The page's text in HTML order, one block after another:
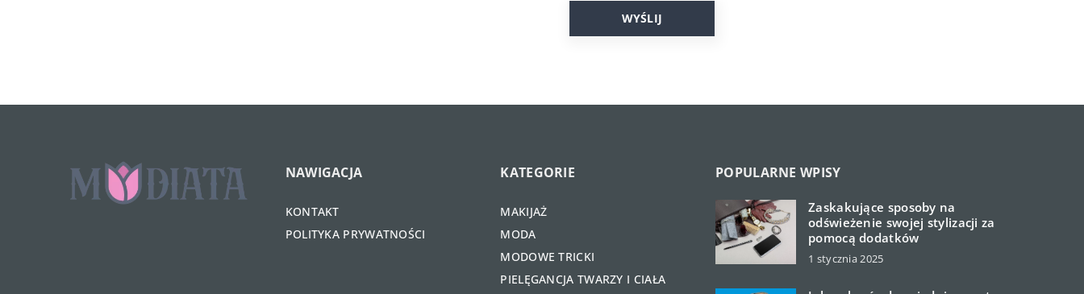
NAWIGACJA
KONTAKT
POLITYKA PRYWATNOŚCI
KATEGORIE
MAKIJAŻ
MODA
MODOWE TRICKI
PIELĘGANCJA TWARZY I CIAŁA
POPULARNE WPISY
Zaskakujące sposoby na
odświeżenie swojej stylizacji za
pomocą dodatków
1 stycznia 2025